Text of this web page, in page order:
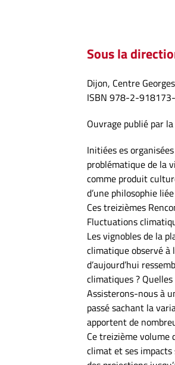
Sous la
Dijon, Centre
ISBN 978-2-
Ouvrage publié par la
Initiées es
problématique de la
comme produit
d’une philosophie
Ces treizièmes
Fluctuations
Les vignobles de la
climatique observé à
d’aujourd’hui
climatiques ?
Assisterons-nous à
passé sachant la
apportent de
Ce treizième volume
climat et ses